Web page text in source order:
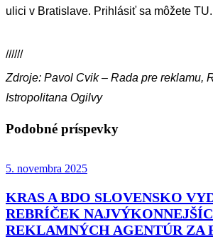
ulici v Bratislave. Prihlásiť sa môžete TU.
//////
Zdroje: Pavol Cvik – Rada pre reklamu,
Istropolitana Ogilvy
Podobné príspevky
5. novembra 2025
KRAS A BDO SLOVENSKO
REBRÍČEK
REKLAMNÝCH AGENTÚR ZA